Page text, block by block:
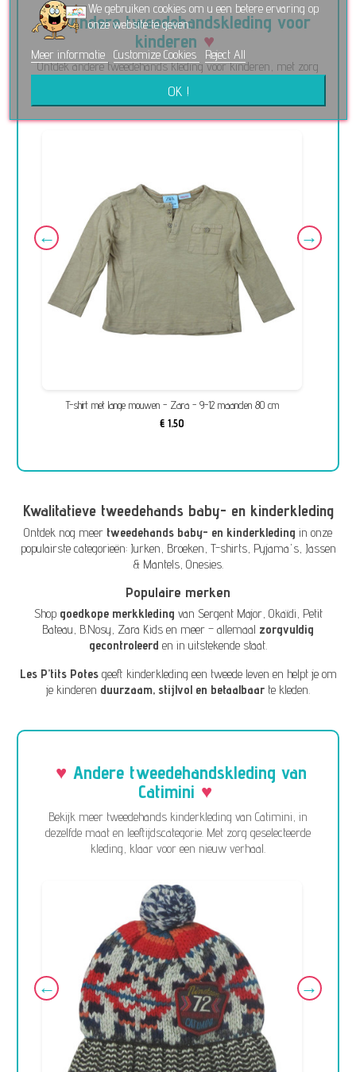
Andere tweedehandskleding voor
kinderen
Ontdek andere tweedehands kleding voor kinderen, met zorg
voor een nieuw verhaal.
T-shirt met lange mouwen - Zara - 9-12 maanden 80 cm
€ 1,50
Kwalitatieve tweedehands baby- en kinderkleding
Ontdek nog meer tweedehands baby- en kinderkleding in onze
populairste categorieën: Jurken, Broeken, T-shirts, Pyjama's, Jassen
& Mantels, Onesies.
Populaire merken
Shop goedkope merkkleding van Sergent Major, Okaïdi, Petit
Bateau, B.Nosy, Zara Kids en meer – allemaal zorgvuldig
gecontroleerd en in uitstekende staat.
Les P’tits Potesgeeft kinderkleding een tweede leven en helpt je om
je kinderen duurzaam, stijlvol en betaalbaar te kleden.
Andere tweedehandskleding van
Catimini
Bekijk meer tweedehands kinderkleding van Catimini, in
dezelfde maat en leeftijdscategorie. Met zorg geselecteerde
kleding, klaar voor een nieuw verhaal.
We gebruiken cookies om u een betere ervaring op
onze website te geven.
Meer informatie Customize Cookies Reject All
OK !